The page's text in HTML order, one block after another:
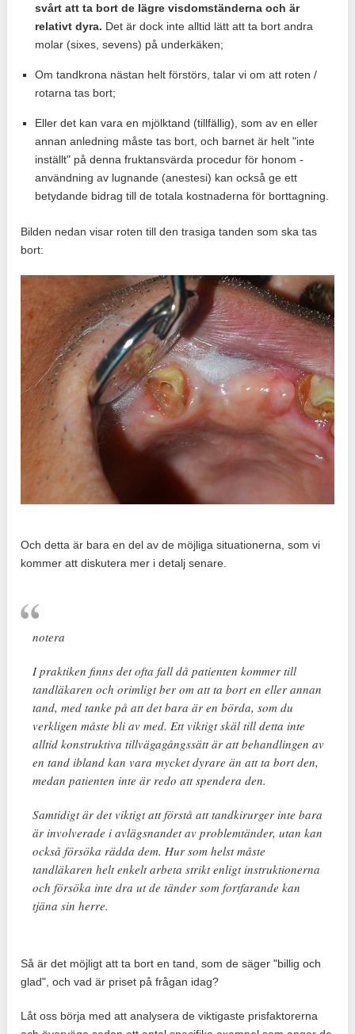
svårt att ta bort de lägre visdomständerna och är
relativt dyra. Det är dock inte alltid lätt att ta bort andra
molar (sixes, sevens) på underkäken;
Om tandkrona nästan helt förstörs, talar vi om att roten /
rotarna tas bort;
Eller det kan vara en mjölktand (tillfällig), som av en eller
annan anledning måste tas bort, och barnet är helt "inte
inställt" på denna fruktansvärda procedur för honom -
användning av lugnande (anestesi) kan också ge ett
betydande bidrag till de totala kostnaderna för borttagning.
Bilden nedan visar roten till den trasiga tanden som ska tas
bort:
Och detta är bara en del av de möjliga situationerna, som vi
kommer att diskutera mer i detalj senare.
notera
I praktiken finns det ofta fall då patienten kommer till
tandläkaren och orimligt ber om att ta bort en eller annan
tand, med tanke på att det bara är en börda, som du
verkligen måste bli av med. Ett viktigt skäl till detta inte
alltid konstruktiva tillvägagångssätt är att behandlingen av
en tand ibland kan vara mycket dyrare än att ta bort den,
medan patienten inte är redo att spendera den.
Samtidigt är det viktigt att förstå att tandkirurger inte bara
är involverade i avlägsnandet av problemtänder, utan kan
också försöka rädda dem. Hur som helst måste
tandläkaren helt enkelt arbeta strikt enligt instruktionerna
och försöka inte dra ut de tänder som fortfarande kan
tjäna sin herre.
Så är det möjligt att ta bort en tand, som de säger "billig och
glad", och vad är priset på frågan idag?
Låt oss börja med att analysera de viktigaste prisfaktorerna